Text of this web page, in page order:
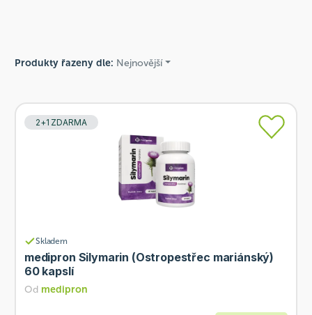
Produkty řazeny dle: Nejnovější
2+1 ZDARMA
Skladem
medipron Silymarin (Ostropestřec mariánský)
60 kapslí
Od medipron